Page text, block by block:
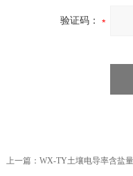
验证码：
上一篇： WX-TY土壤电导率含盐